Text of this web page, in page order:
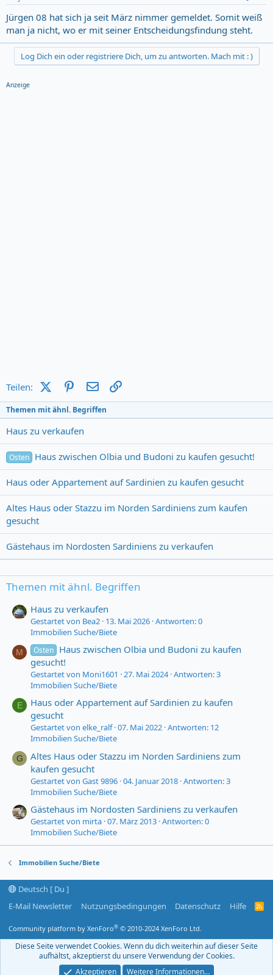
Jürgen 08 hat sich ja seit März nimmer gemeldet. Somit weiß
man ja nicht, wo er mit seiner Entscheidungsfindung steht.
Log Dich ein oder registriere Dich, um zu antworten. Mach mit : )
Anzeige
Teilen: X (Twitter)PinterestE-Mail
Themen mit ähnl. Begriffen
Haus zu verkaufen
Osten Haus zwischen Olbia und Budoni zu kaufen gesucht!
Haus oder Appartement auf Sardinien zu kaufen gesucht
Altes Haus oder Stazzu im Norden Sardiniens zum kaufen
gesucht
Gästehaus im Nordosten Sardiniens zu verkaufen
Themen mit ähnl. Begriffen
Haus zu verkaufen
Gestartet von Bea2 13. Mai 2026 Antworten: 0
Immobilien Suche/Biete
M Osten Haus zwischen Olbia und Budoni zu kaufen
gesucht!
Gestartet von Moni1601 27. Mai 2024 Antworten: 3
Immobilien Suche/Biete
E
Haus oder Appartement auf Sardinien zu kaufen
gesucht
Gestartet von elke_ralf 07. Mai 2022 Antworten: 12
Immobilien Suche/Biete
G
Altes Haus oder Stazzu im Norden Sardiniens zum
kaufen gesucht
Gestartet von Gast 9896 04. Januar 2018 Antworten: 3
Immobilien Suche/Biete
Gästehaus im Nordosten Sardiniens zu verkaufen
Gestartet von mirta 07. März 2013 Antworten: 0
Immobilien Suche/Biete
Immobilien Suche/Biete
Deutsch [ Du ]
E-Mail Newsletter
Nutzungsbedingungen Datenschutz Hilfe
R
F
Community platform by XenForo® © 2010-2024 XenForo Ltd.
Diese Seite verwendet Cookies. Wenn du dich weiterhin auf dieser Seite
aufhältst, akzeptierst du unsere Verwendung der Cookies.
Akzeptieren
Weitere Informationen…